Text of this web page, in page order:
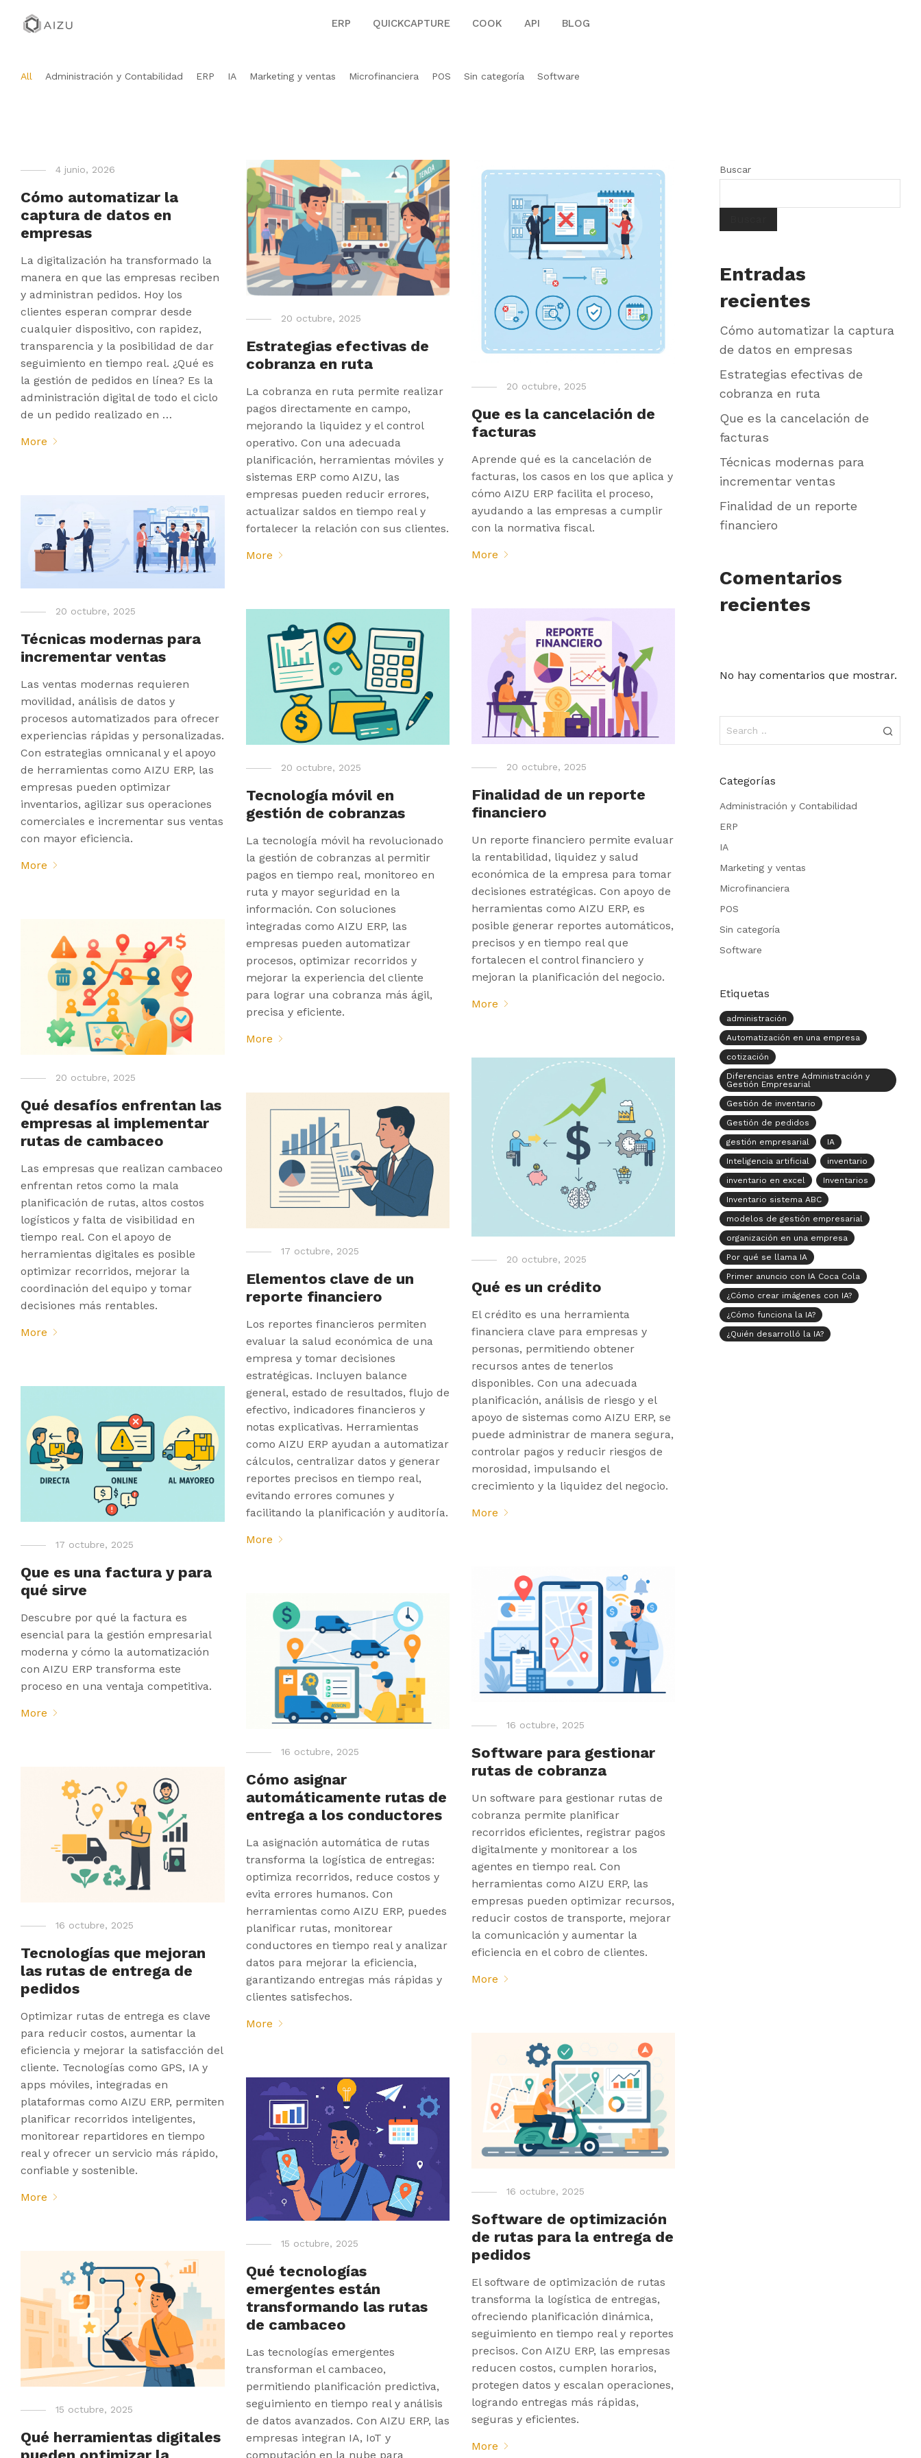
ERP QUICKCAPTURE COOK API BLOG
All Administración y Contabilidad ERP IA Marketing y ventas Microfinanciera POS Sin categoría Software
4 junio, 2026
Cómo automatizar la
captura de datos en
empresas
La digitalización ha transformado la
manera en que las empresas reciben
y administran pedidos. Hoy los
clientes esperan comprar desde
cualquier dispositivo, con rapidez,
transparencia y la posibilidad de dar
seguimiento en tiempo real. ¿Qué es
la gestión de pedidos en línea? Es la
administración digital de todo el ciclo
de un pedido realizado en …
More
20 octubre, 2025
Estrategias efectivas de
cobranza en ruta
La cobranza en ruta permite realizar
pagos directamente en campo,
mejorando la liquidez y el control
operativo. Con una adecuada
planificación, herramientas móviles y
sistemas ERP como AIZU, las
empresas pueden reducir errores,
actualizar saldos en tiempo real y
fortalecer la relación con sus clientes.
More
20 octubre, 2025
Que es la cancelación de
facturas
Aprende qué es la cancelación de
facturas, los casos en los que aplica y
cómo AIZU ERP facilita el proceso,
ayudando a las empresas a cumplir
con la normativa fiscal.
More
20 octubre, 2025
Técnicas modernas para
incrementar ventas
Las ventas modernas requieren
movilidad, análisis de datos y
procesos automatizados para ofrecer
experiencias rápidas y personalizadas.
Con estrategias omnicanal y el apoyo
de herramientas como AIZU ERP, las
empresas pueden optimizar
inventarios, agilizar sus operaciones
comerciales e incrementar sus ventas
con mayor eficiencia.
More
20 octubre, 2025
Finalidad de un reporte
financiero
Un reporte financiero permite evaluar
la rentabilidad, liquidez y salud
económica de la empresa para tomar
decisiones estratégicas. Con apoyo de
herramientas como AIZU ERP, es
posible generar reportes automáticos,
precisos y en tiempo real que
fortalecen el control financiero y
mejoran la planificación del negocio.
More
20 octubre, 2025
Tecnología móvil en
gestión de cobranzas
La tecnología móvil ha revolucionado
la gestión de cobranzas al permitir
pagos en tiempo real, monitoreo en
ruta y mayor seguridad en la
información. Con soluciones
integradas como AIZU ERP, las
empresas pueden automatizar
procesos, optimizar recorridos y
mejorar la experiencia del cliente
para lograr una cobranza más ágil,
precisa y eficiente.
More
20 octubre, 2025
Qué desafíos enfrentan las
empresas al implementar
rutas de cambaceo
Las empresas que realizan cambaceo
enfrentan retos como la mala
planificación de rutas, altos costos
logísticos y falta de visibilidad en
tiempo real. Con el apoyo de
herramientas digitales es posible
optimizar recorridos, mejorar la
coordinación del equipo y tomar
decisiones más rentables.
More
20 octubre, 2025
Qué es un crédito
El crédito es una herramienta
financiera clave para empresas y
personas, permitiendo obtener
recursos antes de tenerlos
disponibles. Con una adecuada
planificación, análisis de riesgo y el
apoyo de sistemas como AIZU ERP, se
puede administrar de manera segura,
controlar pagos y reducir riesgos de
morosidad, impulsando el
crecimiento y la liquidez del negocio.
More
17 octubre, 2025
Elementos clave de un
reporte financiero
Los reportes financieros permiten
evaluar la salud económica de una
empresa y tomar decisiones
estratégicas. Incluyen balance
general, estado de resultados, flujo de
efectivo, indicadores financieros y
notas explicativas. Herramientas
como AIZU ERP ayudan a automatizar
cálculos, centralizar datos y generar
reportes precisos en tiempo real,
evitando errores comunes y
facilitando la planificación y auditoría.
More
17 octubre, 2025
Que es una factura y para
qué sirve
Descubre por qué la factura es
esencial para la gestión empresarial
moderna y cómo la automatización
con AIZU ERP transforma este
proceso en una ventaja competitiva.
More
16 octubre, 2025
Software para gestionar
rutas de cobranza
Un software para gestionar rutas de
cobranza permite planificar
recorridos eficientes, registrar pagos
digitalmente y monitorear a los
agentes en tiempo real. Con
herramientas como AIZU ERP, las
empresas pueden optimizar recursos,
reducir costos de transporte, mejorar
la comunicación y aumentar la
eficiencia en el cobro de clientes.
More
16 octubre, 2025
Cómo asignar
automáticamente rutas de
entrega a los conductores
La asignación automática de rutas
transforma la logística de entregas:
optimiza recorridos, reduce costos y
evita errores humanos. Con
herramientas como AIZU ERP, puedes
planificar rutas, monitorear
conductores en tiempo real y analizar
datos para mejorar la eficiencia,
garantizando entregas más rápidas y
clientes satisfechos.
More
16 octubre, 2025
Tecnologías que mejoran
las rutas de entrega de
pedidos
Optimizar rutas de entrega es clave
para reducir costos, aumentar la
eficiencia y mejorar la satisfacción del
cliente. Tecnologías como GPS, IA y
apps móviles, integradas en
plataformas como AIZU ERP, permiten
planificar recorridos inteligentes,
monitorear repartidores en tiempo
real y ofrecer un servicio más rápido,
confiable y sostenible.
More 16 octubre, 2025
Software de optimización
de rutas para la entrega de
pedidos
El software de optimización de rutas
transforma la logística de entregas,
ofreciendo planificación dinámica,
seguimiento en tiempo real y reportes
precisos. Con AIZU ERP, las empresas
reducen costos, cumplen horarios,
protegen datos y escalan operaciones,
logrando entregas más rápidas,
seguras y eficientes.
More
15 octubre, 2025
Qué tecnologías
emergentes están
transformando las rutas
de cambaceo
Las tecnologías emergentes
transforman el cambaceo,
permitiendo planificación predictiva,
seguimiento en tiempo real y análisis
de datos avanzados. Con AIZU ERP, las
empresas integran IA, IoT y
computación en la nube para
15 octubre, 2025
Qué herramientas digitales
Buscar
Entradas
recientes
Cómo automatizar la captura
de datos en empresas
Estrategias efectivas de
cobranza en ruta
Que es la cancelación de
facturas
Técnicas modernas para
incrementar ventas
Finalidad de un reporte
financiero
Comentarios
recientes
No hay comentarios que mostrar.
Categorías
Administración y Contabilidad
ERP
IA
Marketing y ventas
Microfinanciera
POS
Sin categoría
Software
Etiquetas
administración
Automatización en una empresa
cotización
Diferencias entre Administración y
Gestión Empresarial
Gestión de inventario
Gestión de pedidos
gestión empresarial
IA
Inteligencia artificial
inventario
inventario en excel
Inventarios
Inventario sistema ABC
modelos de gestión empresarial
organización en una empresa
Por qué se llama IA
Primer anuncio con IA Coca Cola
¿Cómo crear imágenes con IA?
¿Cómo funciona la IA?
¿Quién desarrolló la IA?